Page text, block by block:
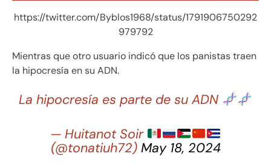
https://twitter.com/Byblos1968/status/1791906750292
979792
Mientras que otro usuario indicó que los panistas traen
la hipocresía en su ADN.
La hipocresía es parte de su ADN
— Huitanot Soir
(@tonatiuh72) May 18, 2024